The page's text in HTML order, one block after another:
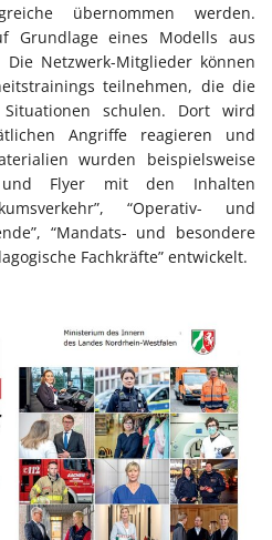
übernommen werden.
Grundlage eines Modells aus
Netzwerk-Mitglieder können
teilnehmen, die die
schulen. Dort wird
Angriffe reagieren und
wurden beispielsweise
und Flyer mit den Inhalten
“Operativ- und
“Mandats- und besondere
Fachkräfte” entwickelt.